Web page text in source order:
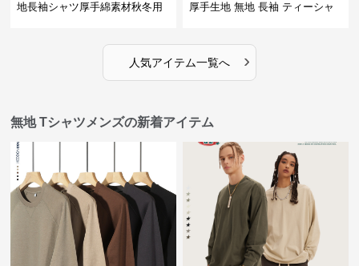
地長袖シャツ厚手綿素材秋冬用
厚手生地 無地 長袖 ティーシャ
人気アイテム一覧へ ›
無地 Tシャツメンズの新着アイテム